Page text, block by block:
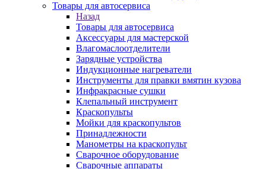
Товары для автосервиса
Назад
Товары для автосервиса
Аксессуары для мастерской
Влагомаслоотделители
Зарядные устройства
Индукционные нагреватели
Инструменты для правки вмятин кузова
Инфракрасные сушки
Клепальный инструмент
Краскопульты
Мойки для краскопультов
Принадлежности
Манометры на краскопульт
Сварочное оборудование
Сварочные аппараты